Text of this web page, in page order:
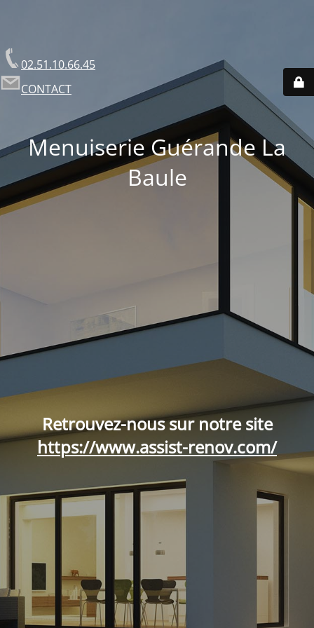
02.51.10.66.45
CONTACT
Menuiserie Guérande La
Baule
Retrouvez-nous sur notre site
https://www.assist-renov.com/